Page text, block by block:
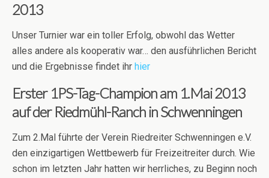
2013
Unser Turnier war ein toller Erfolg, obwohl das Wetter
alles andere als kooperativ war… den ausführlichen Bericht
und die Ergebnisse findet ihr hier
Erster 1PS-Tag-Champion am 1.Mai 2013
auf der Riedmühl-Ranch in Schwenningen
Zum 2.Mal führte der Verein Riedreiter Schwenningen e.V.
den einzigartigen Wettbewerb für Freizeitreiter durch. Wie
schon im letzten Jahr hatten wir herrliches, zu Beginn noch